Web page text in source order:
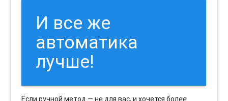
И все же
автоматика
лучше!
Если ручной метод — не для вас, и хочется более